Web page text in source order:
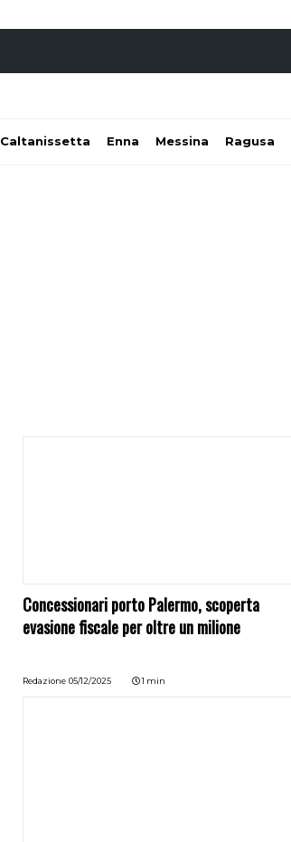
Caltanissetta Enna Messina Ragusa
Concessionari porto Palermo, scoperta
evasione fiscale per oltre un milione
Redazione 05/12/2025 1 min